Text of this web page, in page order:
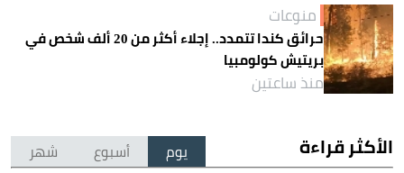
منوعات
حرائق كندا تتمدد.. إجلاء أكثر من 20 ألف شخص في
بريتيش كولومبيا
منذ ساعتين
الأكثر قراءة يوم أسبوع شهر